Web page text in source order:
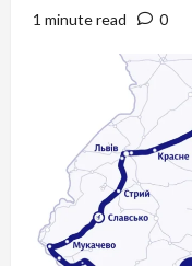
1 minute read
0